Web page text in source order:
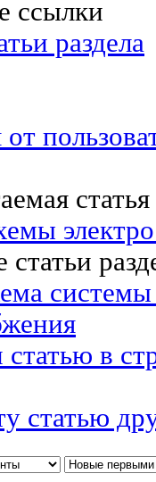
ссылки
раздела
от
статья
статью в
cтатью